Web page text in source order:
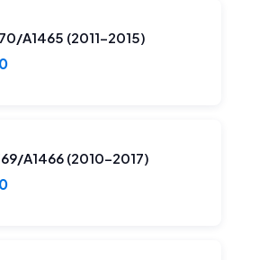
A1465 (2011-2015)
A1466 (2010-2017)